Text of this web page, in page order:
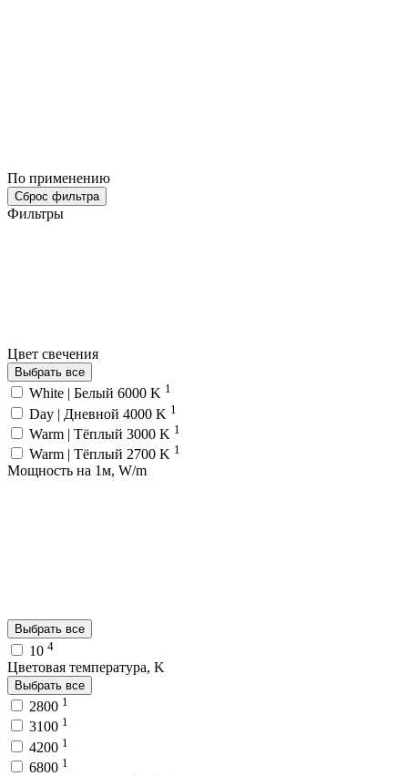
По применению
Сброс фильтра
Фильтры
Цвет свечения
Выбрать все
White | Белый 6000 K 1
Day | Дневной 4000 K 1
Warm | Тёплый 3000 K 1
Warm | Тёплый 2700 K 1
Мощность на 1м, W/m
Выбрать все
10 4
Цветовая температура, K
Выбрать все
2800 1
3100 1
4200 1
6800 1